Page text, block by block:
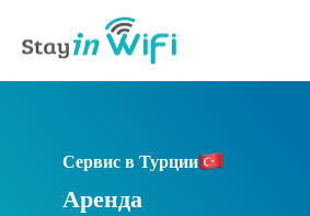
Сервис в Турции
Аренда